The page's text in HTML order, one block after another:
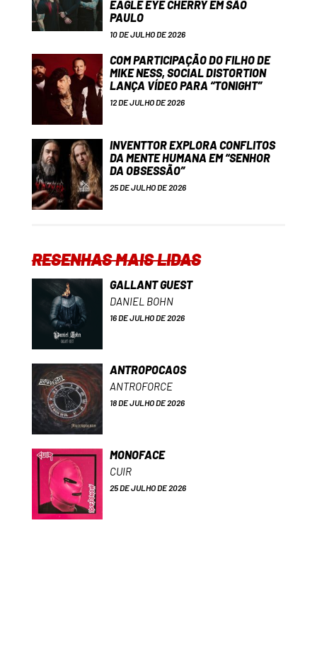
EAGLE EYE CHERRY EM SÃO
PAULO
10 DE JULHO DE 2026
COM PARTICIPAÇÃO DO FILHO DE
MIKE NESS, SOCIAL DISTORTION
LANÇA VÍDEO PARA “TONIGHT”
12 DE JULHO DE 2026
INVENTTOR EXPLORA CONFLITOS
DA MENTE HUMANA EM “SENHOR
DA OBSESSÃO”
25 DE JULHO DE 2026
RESENHAS MAIS LIDAS
GALLANT GUEST
DANIEL BOHN
16 DE JULHO DE 2026
ANTROPOCAOS
ANTROFORCE
18 DE JULHO DE 2026
MONOFACE
CUIR
25 DE JULHO DE 2026